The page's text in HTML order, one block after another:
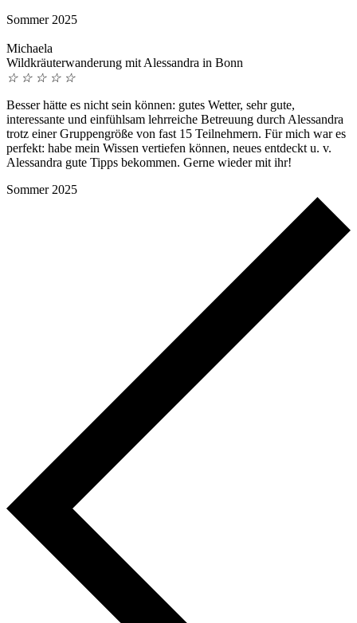
Sommer 2025
Michaela
Wildkräuterwanderung mit Alessandra in Bonn
☆ ☆ ☆ ☆ ☆
Besser hätte es nicht sein können: gutes Wetter, sehr gute,
interessante und einfühlsam lehrreiche Betreuung durch Alessandra
trotz einer Gruppengröße von fast 15 Teilnehmern. Für mich war es
perfekt: habe mein Wissen vertiefen können, neues entdeckt u. v.
Alessandra gute Tipps bekommen. Gerne wieder mit ihr!
Sommer 2025